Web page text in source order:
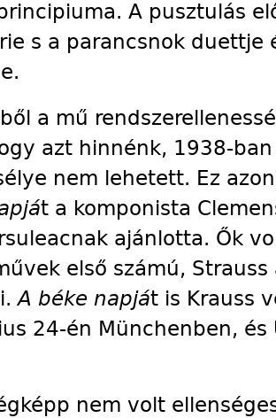
A pusztulás
s a parancsnok duettje
a mű
azt hinnénk, 1938-
nem lehetett. Ez
t a komponista
ajánlotta. Ők
első számú,
A béke napját is Krauss
24-én Münchenben, és
nem volt